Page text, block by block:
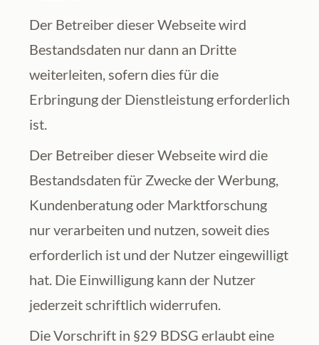
Der Betreiber dieser Webseite wird
Bestandsdaten nur dann an Dritte
weiterleiten, sofern dies für die
Erbringung der Dienstleistung erforderlich
ist.
Der Betreiber dieser Webseite wird die
Bestandsdaten für Zwecke der Werbung,
Kundenberatung oder Marktforschung
nur verarbeiten und nutzen, soweit dies
erforderlich ist und der Nutzer eingewilligt
hat. Die Einwilligung kann der Nutzer
jederzeit schriftlich widerrufen.
Die Vorschrift in §29 BDSG erlaubt eine